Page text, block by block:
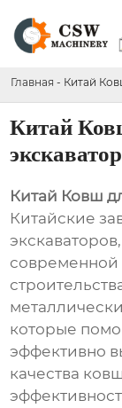
Главная - Китай
Китай
Китай Ковш
Китайские
современной
которые
эффективно
качества